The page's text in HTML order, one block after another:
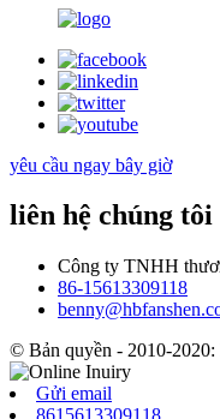
yêu cầu ngay bây giờ
liên hệ chúng tôi
Công ty TNHH
86-15613309118
© Bản quyền - 2010-
Gửi email